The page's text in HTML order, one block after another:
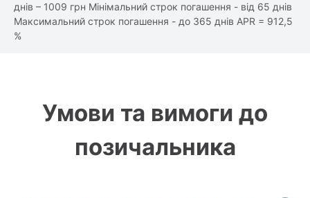
днів – 1009 грн Мінімальний строк погашення - від 65 днів
Максимальний строк погашення - до 365 днів APR = 912,5
%
Умови та вимоги до
позичальника